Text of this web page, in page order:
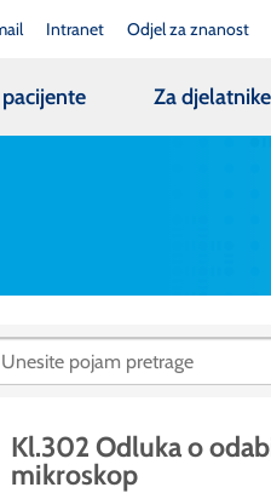
Intranet Odjel za znanost
Za djelatnike
Kl.302 Odluka o
mikroskop